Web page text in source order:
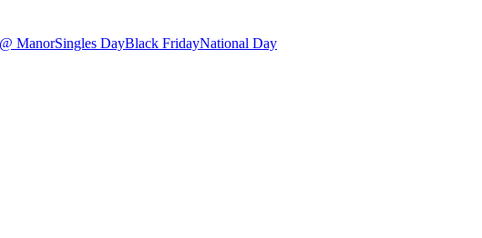
ManorSingles DayBlack FridayNational Day